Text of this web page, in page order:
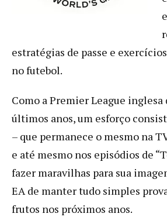
estratégias de passe e
no futebol.
Como a Premier League
últimos anos, um esforço
– que permanece o mesmo na
e até mesmo nos episódios de
fazer maravilhas para sua
EA de manter tudo simples
frutos nos próximos anos.